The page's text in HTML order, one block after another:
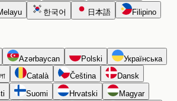
한국어 日本語 Filipino
Azərbaycan Polski
Українська
Català Čeština
Dansk
Suomi Hrvatski
Magyar